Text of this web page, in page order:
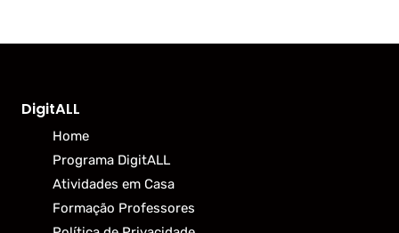
DigitALL
Home
Programa DigitALL
Atividades em Casa
Formação Professores